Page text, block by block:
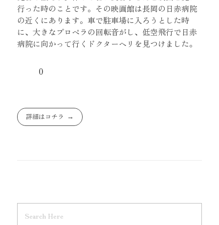
行った時のことです。その映画館は長岡の日赤病院
の近くにあります。車で駐車場に入ろうとした時
に、大きなプロペラの回転音がし、低空飛行で日赤
病院に向かって行くドクターヘリを見つけました。
0
詳細はコチラ